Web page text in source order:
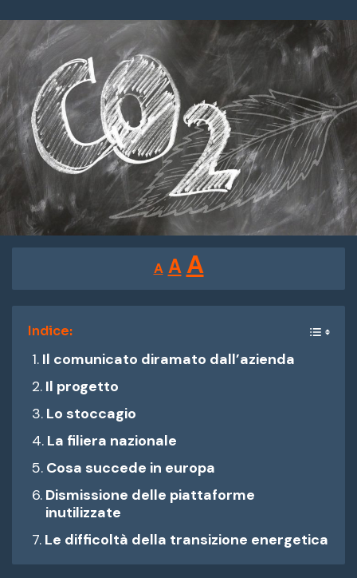
A
Reducir
tamaño
de
fuente.
A Restablecer
tamaño
de
AAumentar
tamaño
fuente.
Indice:
Il comunicato diramato dall’azienda
Il progetto
Lo stoccagio
La filiera nazionale
Cosa succede in europa
Dismissione delle piattaforme
inutilizzate
Le difficoltà della transizione energetica